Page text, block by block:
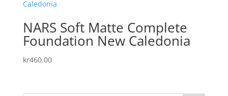
kr620.00.
NARS Soft Matte Complete
Foundation New Caledonia
kr460.00